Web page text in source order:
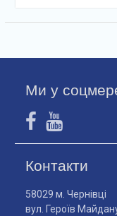
Ми у
Контакти
58029 м. Чернівці
вул. Героїв